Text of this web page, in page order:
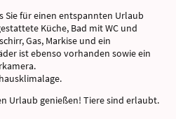
Sie für einen entspannten Urlaub
Küche, Bad mit WC und
Gas, Markise und ein
ist ebenso vorhanden sowie ein
Urlaub genießen! Tiere sind erlaubt.